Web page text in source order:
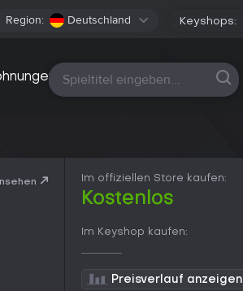
Region: Deutschland Keyshops:
Alle Plattformen
Im offiziellen Store kaufen:
Kostenlos
Im Keyshop kaufen:
Preisverlauf anzeigen